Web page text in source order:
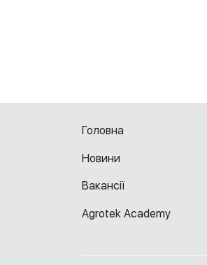
Головна
Новини
Вакансії
Agrotek Academy